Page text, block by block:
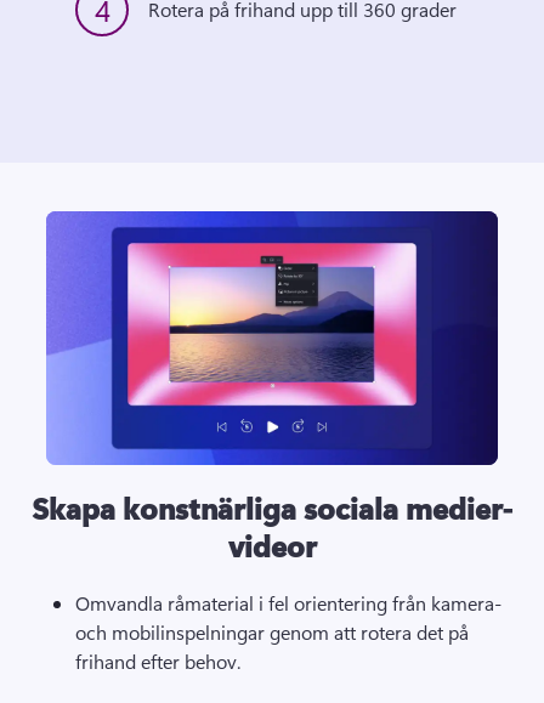
4 Rotera på frihand upp till 360 grader
Skapa konstnärliga sociala medier-
videor
Omvandla råmaterial i fel orientering från kamera-
och mobilinspelningar genom att rotera det på
frihand efter behov.